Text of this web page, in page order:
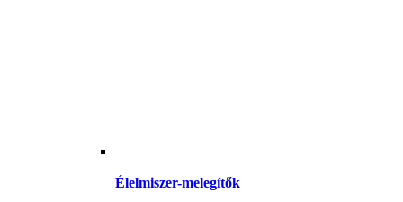
Élelmiszer-melegítők